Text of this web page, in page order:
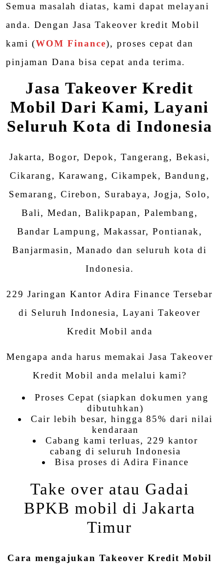
Semua masalah diatas, kami dapat melayani
anda. Dengan Jasa Takeover kredit Mobil
kami (WOM Finance), proses cepat dan
pinjaman Dana bisa cepat anda terima.
Jasa Takeover Kredit
Mobil Dari Kami, Layani
Seluruh Kota di Indonesia
Jakarta, Bogor, Depok, Tangerang, Bekasi,
Cikarang, Karawang, Cikampek, Bandung,
Semarang, Cirebon, Surabaya, Jogja, Solo,
Bali, Medan, Balikpapan, Palembang,
Bandar Lampung, Makassar, Pontianak,
Banjarmasin, Manado dan seluruh kota di
Indonesia.
229 Jaringan Kantor Adira Finance Tersebar
di Seluruh Indonesia, Layani Takeover
Kredit Mobil anda
Mengapa anda harus memakai Jasa Takeover
Kredit Mobil anda melalui kami?
Proses Cepat (siapkan dokumen yang
dibutuhkan)
Cair lebih besar, hingga 85% dari nilai
kendaraan
Cabang kami terluas, 229 kantor
cabang di seluruh Indonesia
Bisa proses di Adira Finance
Take over atau Gadai
BPKB mobil di Jakarta
Timur
Cara mengajukan Takeover Kredit Mobil